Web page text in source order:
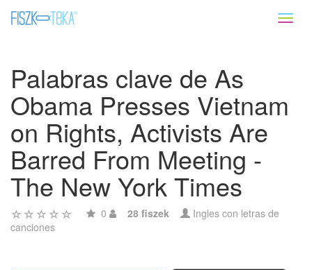
Palabras clave de As
Obama Presses Vietnam
on Rights, Activists Are
Barred From Meeting -
The New York Times
0 28 fiszek
Ingles con letras de
canciones